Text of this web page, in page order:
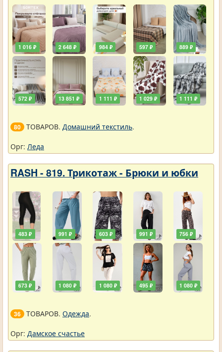
1 016 ₽
572 ₽
2 648 ₽
13 851 ₽
984 ₽
1 111 ₽
597 ₽
1 029 ₽
889 ₽
1 111 ₽
80 ТОВАРОВ. Домашний текстиль.
Орг: Леда
RASH - 819. Трикотаж - Брюки и юбки
483 ₽
673 ₽
991 ₽
1 080 ₽
603 ₽
1 080 ₽
991 ₽
495 ₽
756 ₽
1 080 ₽
36 ТОВАРОВ. Одежда.
Орг: Дамское счастье